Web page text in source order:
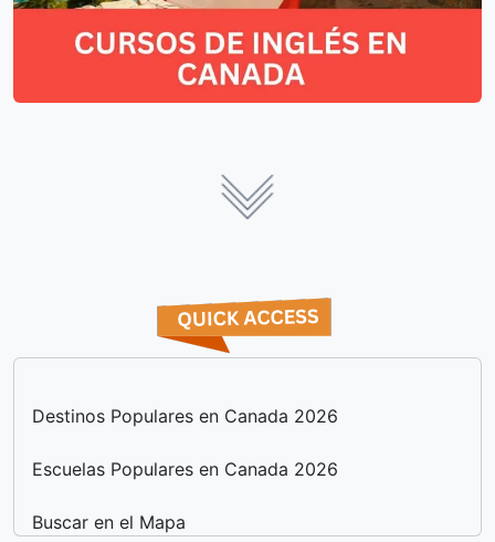
Destinos Populares en Canada 2026
Escuelas Populares en Canada 2026
Buscar en el Mapa